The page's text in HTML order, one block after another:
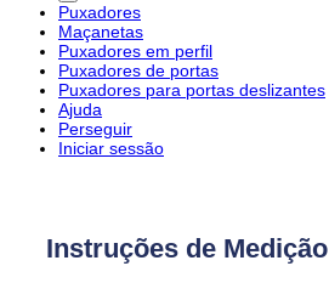
Puxadores
Maçanetas
Puxadores em perfil
Puxadores de portas
Puxadores para portas deslizantes
Ajuda
Perseguir
Iniciar sessão
Instruções de Medição